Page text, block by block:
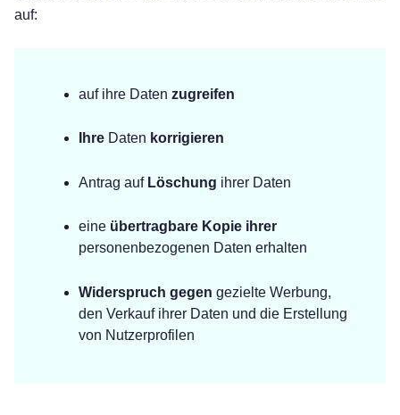
auf:
auf ihre Daten zugreifen
Ihre Daten korrigieren
Antrag auf Löschung ihrer Daten
eine übertragbare Kopie ihrer
personenbezogenen Daten erhalten
Widerspruch gegen gezielte Werbung,
den Verkauf ihrer Daten und die Erstellung
von Nutzerprofilen